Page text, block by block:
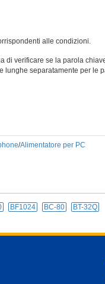
alle condizioni.
verificare se la parola
lunghe separatamente per le
/Alimentatore per PC
BF1024 BC-80 BT-32Q